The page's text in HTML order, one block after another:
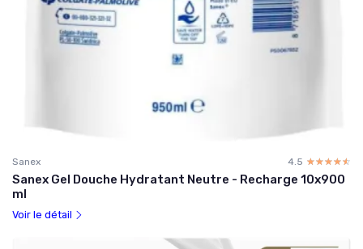
Sanex 4.5 ☆☆☆☆☆
★★★★★
Sanex Gel Douche Hydratant Neutre - Recharge 10x900
ml
Voir le détail